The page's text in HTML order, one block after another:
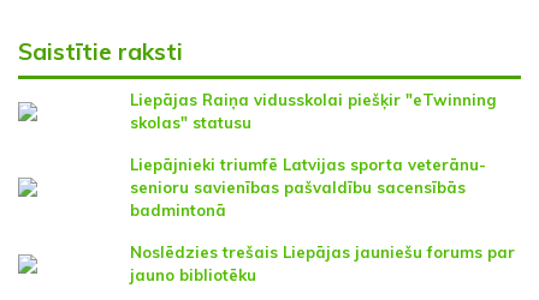
Saistītie raksti
Liepājas Raiņa vidusskolai piešķir "eTwinning
skolas" statusu
Liepājnieki triumfē Latvijas sporta veterānu-
senioru savienības pašvaldību sacensībās
badmintonā
Noslēdzies trešais Liepājas jauniešu forums par
jauno bibliotēku